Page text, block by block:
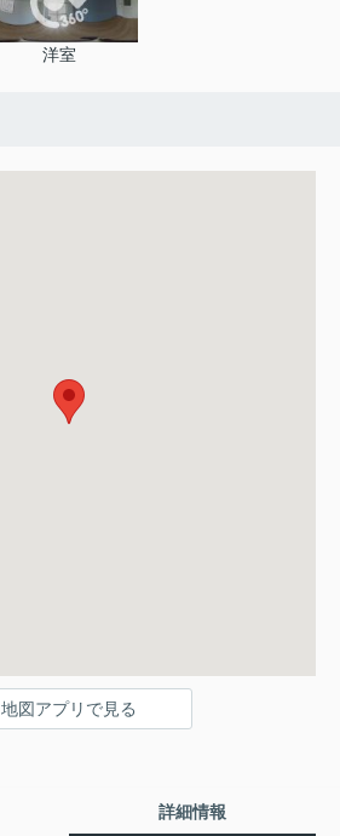
洋室
地図アプリで見る
詳細情報